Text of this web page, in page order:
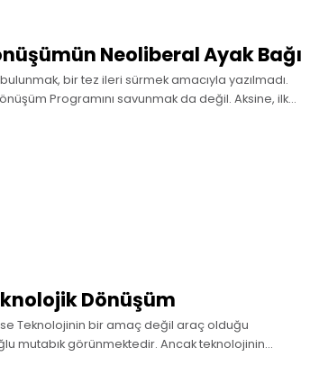
Neoliberal Ayak Bağı
bir tez ileri sürmek amacıyla yazılmadı.
Programını savunmak da değil. Aksine, ilk
merkezli bir sağlık sistemi oluşturma
Dönüşüm
Teknolojinin bir amaç değil araç olduğu
mutabık görünmektedir. Ancak teknolojinin